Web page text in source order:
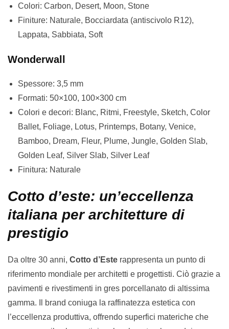
Colori: Carbon, Desert, Moon, Stone
Finiture: Naturale, Bocciardata (antiscivolo R12),
Lappata, Sabbiata, Soft
Wonderwall
Spessore: 3,5 mm
Formati: 50×100, 100×300 cm
Colori e decori: Blanc, Ritmi, Freestyle, Sketch, Color
Ballet, Foliage, Lotus, Printemps, Botany, Venice,
Bamboo, Dream, Fleur, Plume, Jungle, Golden Slab,
Golden Leaf, Silver Slab, Silver Leaf
Finitura: Naturale
Cotto d’este: un’eccellenza
italiana per architetture di
prestigio
Da oltre 30 anni, Cotto d’Este rappresenta un punto di
riferimento mondiale per architetti e progettisti. Ciò grazie a
pavimenti e rivestimenti in gres porcellanato di altissima
gamma. Il brand coniuga la raffinatezza estetica con
l’eccellenza produttiva, offrendo superfici materiche che